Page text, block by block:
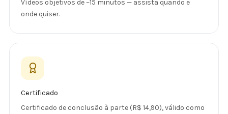
Vídeos objetivos de ~15 minutos — assista quando e
onde quiser.
Certificado
Certificado de conclusão à parte (R$ 14,90), válido como